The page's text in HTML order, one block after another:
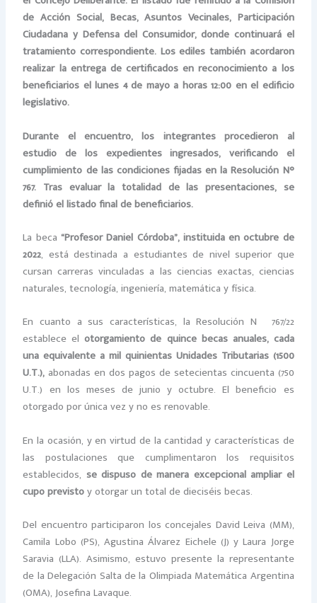
de Acción Social, Becas, Asuntos Vecinales, Participación
Ciudadana y Defensa del Consumidor, donde continuará el
tratamiento correspondiente. Los ediles también acordaron
realizar la entrega de certificados en reconocimiento a los
beneficiarios el lunes 4 de mayo a horas 12:00 en el edificio
legislativo.
Durante el encuentro, los integrantes procedieron al
estudio de los expedientes ingresados, verificando el
cumplimiento de las condiciones fijadas en la Resolución N°
767. Tras evaluar la totalidad de las presentaciones, se
definió el listado final de beneficiarios.
La beca “Profesor Daniel Córdoba”, instituida en octubre de
2022, está destinada a estudiantes de nivel superior que
cursan carreras vinculadas a las ciencias exactas, ciencias
naturales, tecnología, ingeniería, matemática y física.
En cuanto a sus características, la Resolución Nº 767/22
establece elotorgamiento de quince becas anuales, cada
una equivalente a mil quinientas Unidades Tributarias (1500
U.T.), abonadas en dos pagos de setecientas cincuenta (750
U.T.) en los meses de junio y octubre. El beneficio es
otorgado por única vez y no es renovable.
En la ocasión, y en virtud de la cantidad y características de
las postulaciones que cumplimentaron los requisitos
establecidos, se dispuso de manera excepcional ampliar el
cupo previstoy otorgar un total de dieciséis becas.
Del encuentro participaron los concejales David Leiva (MM),
Camila Lobo (PS), Agustina Álvarez Eichele (J) y Laura Jorge
Saravia (LLA). Asimismo, estuvo presente la representante
de la Delegación Salta de la Olimpiada Matemática Argentina
(OMA), Josefina Lavaque.